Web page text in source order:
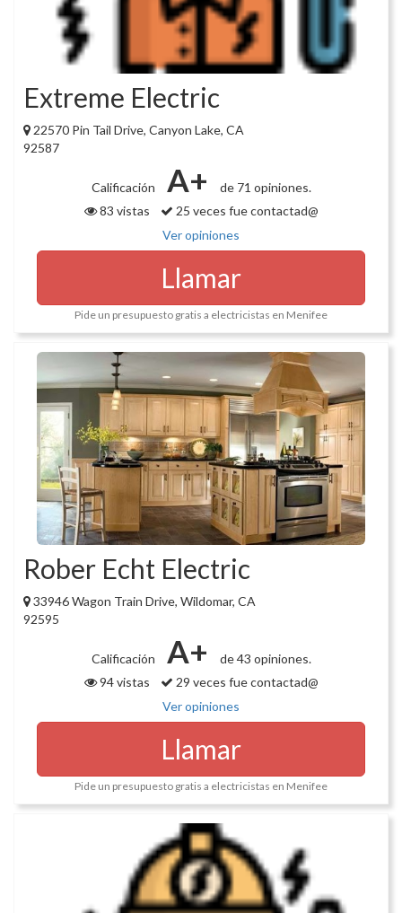
Extreme Electric
22570 Pin Tail Drive, Canyon Lake, CA
92587
Calificación A+
de 71 opiniones.
83 vistas
25 veces fue contactad@
Ver opiniones
Llamar
Pide un presupuesto gratis a electricistas en Menifee
Rober Echt Electric
33946 Wagon Train Drive, Wildomar, CA
92595
Calificación A+
de 43 opiniones.
94 vistas
29 veces fue contactad@
Ver opiniones
Llamar
Pide un presupuesto gratis a electricistas en Menifee